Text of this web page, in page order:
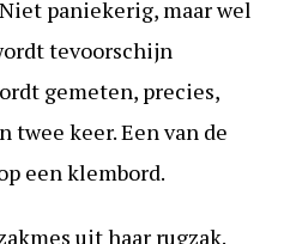
paniekerig, maar wel
tevoorschijn
gemeten, precies,
twee keer. Een van de
een klembord.
uit haar rugzak.